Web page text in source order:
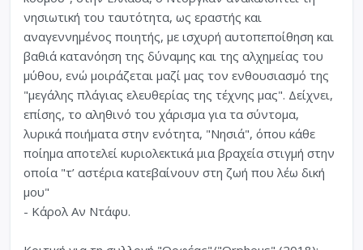
νησιωτική του ταυτότητα, ως εραστής και
αναγεννημένος ποιητής, με ισχυρή αυτοπεποίθηση και
βαθιά κατανόηση της δύναμης και της αλχημείας του
μύθου, ενώ μοιράζεται μαζί μας τον ενθουσιασμό της
"μεγάλης πλάγιας ελευθερίας της τέχνης μας". Δείχνει,
επίσης, το αληθινό του χάρισμα για τα σύντομα,
λυρικά ποιήματα στην ενότητα, "Νησιά", όπου κάθε
ποίημα αποτελεί κυριολεκτικά μια βραχεία στιγμή στην
οποία "τ’ αστέρια κατεβαίνουν στη ζωή που λέω δική
μου"
- Κάρολ Αν Ντάφυ.